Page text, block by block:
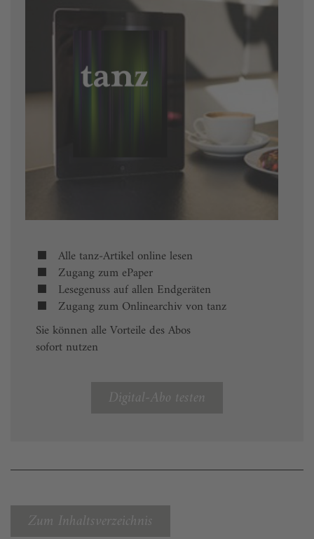
Alle tanz-Artikel online lesen
Zugang zum ePaper
Lesegenuss auf allen Endgeräten
Zugang zum Onlinearchiv von tanz
Sie können alle Vorteile des Abos
sofort nutzen
Digital-Abo testen
Zum Inhaltsverzeichnis